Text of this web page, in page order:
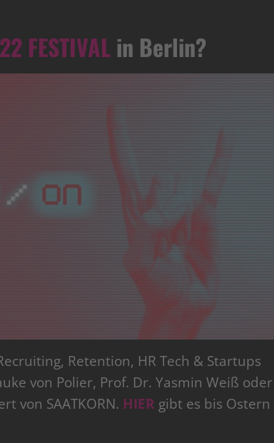
FESTIVAL in Berlin?
Retention, HR Tech & Startups
von Polier, Prof. Dr. Yasmin Weiß oder
von SAATKORN. HIER gibt es bis Ostern